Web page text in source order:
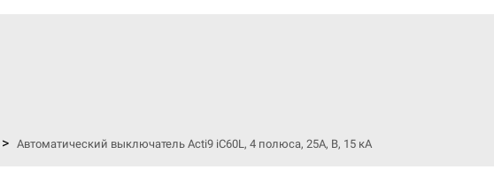
> Автоматический выключатель Acti9 iC60L, 4 полюса, 25А, В, 15 кА